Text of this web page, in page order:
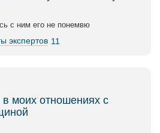
с ним его не понемвю
экспертов 11
моих отношениях с